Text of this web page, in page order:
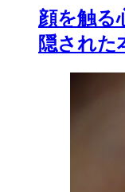
顔を触る
隠された